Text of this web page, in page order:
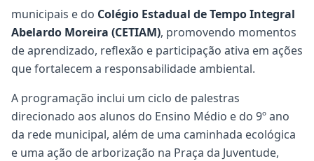
municipais e do Colégio Estadual de Tempo Integral
Abelardo Moreira (CETIAM), promovendo momentos
de aprendizado, reflexão e participação ativa em ações
que fortalecem a responsabilidade ambiental.
A programação inclui um ciclo de palestras
direcionado aos alunos do Ensino Médio e do 9º ano
da rede municipal, além de uma caminhada ecológica
e uma ação de arborização na Praça da Juventude,